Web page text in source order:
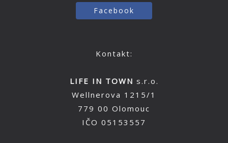
Facebook
Kontakt:
LIFE IN TOWN s.r.o.
Wellnerova 1215/1
779 00 Olomouc
IČO 05153557